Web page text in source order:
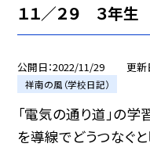
１１／２９ ３年
公開日 2022/11/29 更新
祥南の風（学校日記）
「電気の通り道」の
を導線でどうつなぐ